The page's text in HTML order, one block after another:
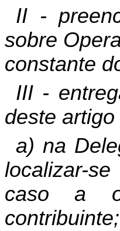
II -
sobre
constante
III -
deste
a) na
localizar-
caso a
contribuinte;